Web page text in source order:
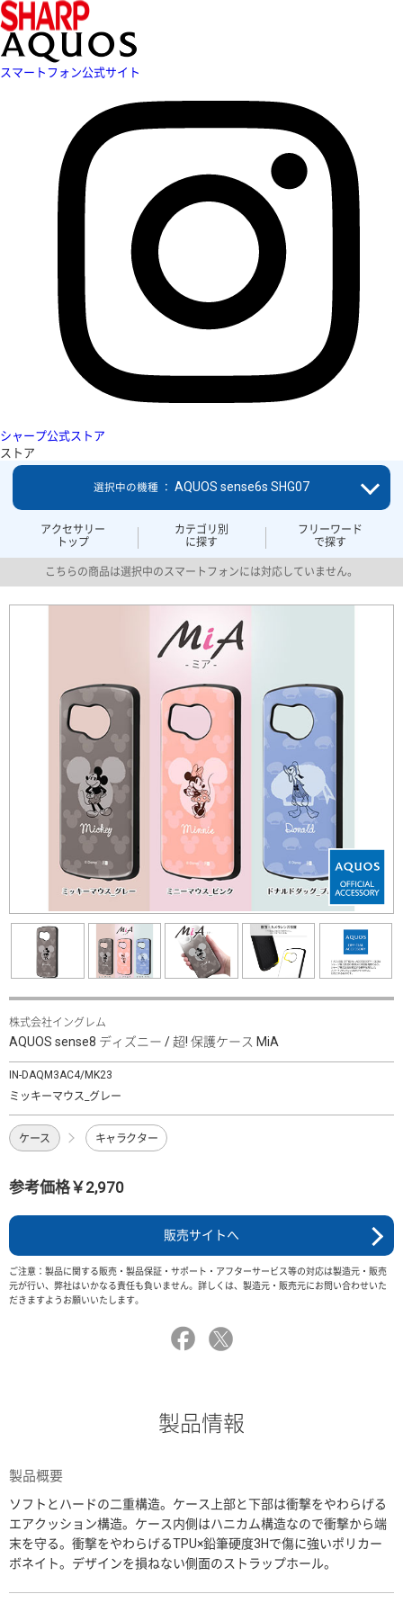
スマートフォン公式サイト
シャープ公式ストア
ストア
アクセサリー
トップ
カテゴリ別
に探す
フリーワード
で探す
選択中の機種 ： AQUOS sense6s SHG07
こちらの商品は選択中のスマートフォンには対応していません。
株式会社イングレム
AQUOS sense8 ディズニー / 超! 保護ケース MiA
IN-DAQM3AC4/MK23
ミッキーマウス_グレー
ケース キャラクター
参考価格￥2,970
販売サイトへ
ご注意：製品に関する販売・製品保証・サポート・アフターサービス等の対応は製造元・販売
元が行い、弊社はいかなる責任も負いません。詳しくは、製造元・販売元にお問い合わせいた
だきますようお願いいたします。
製品情報
製品概要
ソフトとハードの二重構造。ケース上部と下部は衝撃をやわらげる
エアクッション構造。ケース内側はハニカム構造なので衝撃から端
末を守る。衝撃をやわらげるTPU×鉛筆硬度3Hで傷に強いポリカー
ボネイト。デザインを損ねない側面のストラップホール。